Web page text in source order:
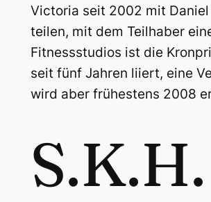
Victoria seit 2002 mit
teilen, mit dem Teilhaber
Fitnessstudios ist die
seit fünf Jahren liiert, eine
wird aber frühestens 2008
S.K.H.